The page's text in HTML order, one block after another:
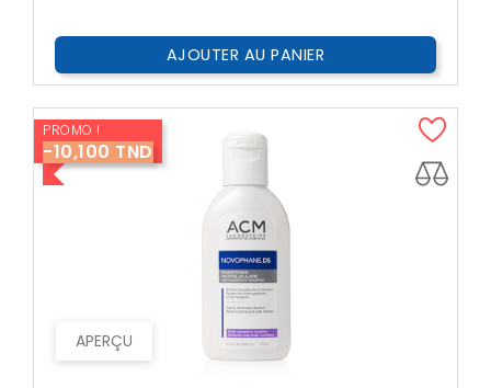
AJOUTER AU PANIER
APERÇU
PROMO !
-10,100 TND